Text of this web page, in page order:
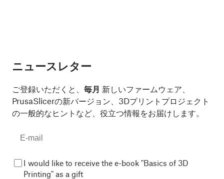
ニュースレター
ご登録いただくと、 毎月 新しいファームウェア、
PrusaSlicerの新バージョン、3Dプリントプロジェクト
の一般的なヒントなど、役立つ情報をお届けします。
I would like to receive the e-book "Basics of 3D
Printing" as a gift